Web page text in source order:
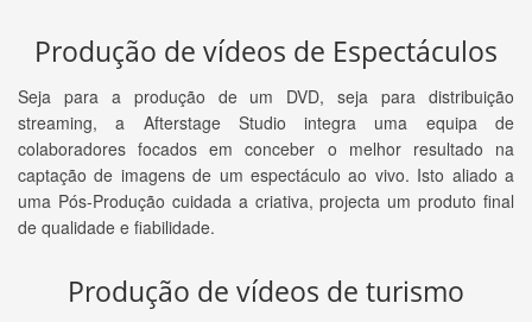
Produção de vídeos de Espectáculos
Seja para a produção de um DVD, seja para distribuição
streaming, a Afterstage Studio integra uma equipa de
colaboradores focados em conceber o melhor resultado na
captação de imagens de um espectáculo ao vivo. Isto aliado a
uma Pós-Produção cuidada a criativa, projecta um produto final
de qualidade e fiabilidade.
Produção de vídeos de turismo